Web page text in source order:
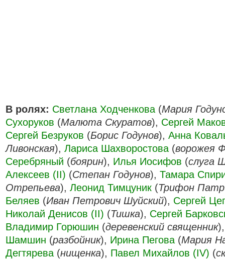
В ролях: Светлана Ходченкова (Мария
Сухоруков (Малюта Скуратов), Сергей
Сергей Безруков (Борис Годунов), Анна
Ливонская), Лариса Шахворостова (ворожея
Серебряный (боярин), Илья Иосифов (слуга
Алексеев (II) (Степан Годунов), Тамара
Отрепьева), Леонид Тимцуник (Трифон
Беляев (Иван Петрович Шуйский), Сергей
Николай Денисов (II) (Тишка), Сергей
Владимир Горюшин (деревенский священник
Шамшин (разбойник), Ирина Пегова (Мария
Дегтярева (нищенка), Павел Михайлов (IV) (